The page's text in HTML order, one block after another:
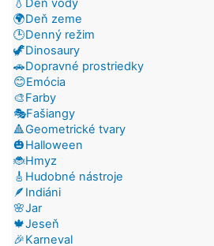
💧Deň vody
🌍Deň zeme
🕒Denný režim
🦖Dinosaury
🚗Dopravné prostriedky
😊Emócia
🎨Farby
🎭Fašiangy
🔺Geometrické tvary
🎃Halloween
🐞Hmyz
🎸Hudobné nástroje
🪶Indiáni
🌸Jar
🍁Jeseň
🎉Karneval